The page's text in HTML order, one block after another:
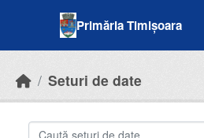
Primăria Timișoara
Seturi de date